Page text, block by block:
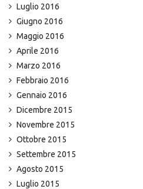
Luglio 2016
Giugno 2016
Maggio 2016
Aprile 2016
Marzo 2016
Febbraio 2016
Gennaio 2016
Dicembre 2015
Novembre 2015
Ottobre 2015
Settembre 2015
Agosto 2015
Luglio 2015